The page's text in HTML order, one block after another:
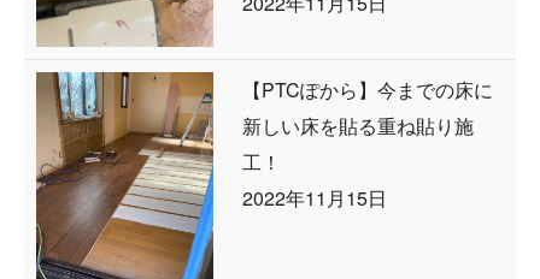
【PTCぽから】今までの床に
新しい床を貼る重ね貼り施
工！
2022年11月15日